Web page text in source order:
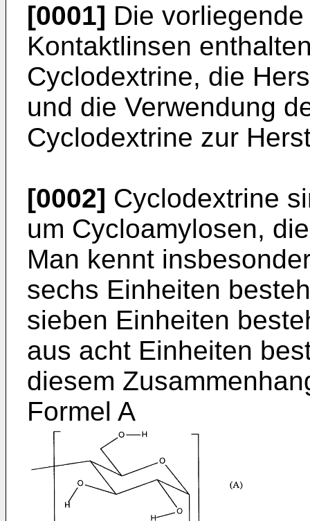
[0001] Die
Kontaktlinsen
Cyclodextrine, die
und die Verwendung
Cyclodextrine zur
[0002] Cyclodextrine
um Cycloamylosen,
Man kennt
sechs Einheiten
sieben Einheiten
aus acht Einheiten
diesem
Formel A